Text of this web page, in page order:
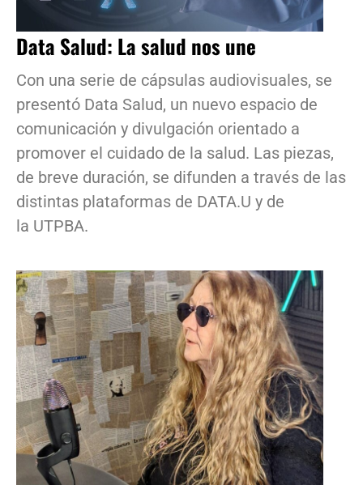
Data Salud: La salud nos une
Con una serie de cápsulas audiovisuales, se
presentó Data Salud, un nuevo espacio de
comunicación y divulgación orientado a
promover el cuidado de la salud. Las piezas,
de breve duración, se difunden a través de las
distintas plataformas de DATA.U y de
la UTPBA.